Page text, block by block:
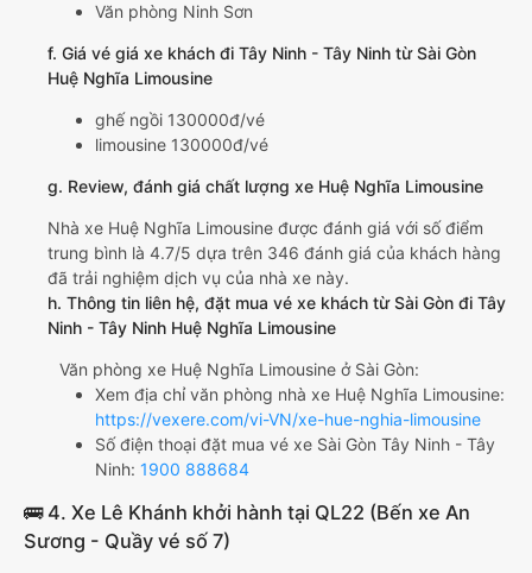
Văn phòng Ninh Sơn
f. Giá vé giá xe khách đi Tây Ninh - Tây Ninh từ Sài Gòn
Huệ Nghĩa Limousine
ghế ngồi 130000đ/vé
limousine 130000đ/vé
g. Review, đánh giá chất lượng xe Huệ Nghĩa Limousine
Nhà xe Huệ Nghĩa Limousine được đánh giá với số điểm
trung bình là 4.7/5 dựa trên 346 đánh giá của khách hàng
đã trải nghiệm dịch vụ của nhà xe này.
h. Thông tin liên hệ, đặt mua vé xe khách từ Sài Gòn đi Tây
Ninh - Tây Ninh Huệ Nghĩa Limousine
Văn phòng xe Huệ Nghĩa Limousine ở Sài Gòn:
Xem địa chỉ văn phòng nhà xe Huệ Nghĩa Limousine:
https://vexere.com/vi-VN/xe-hue-nghia-limousine
Số điện thoại đặt mua vé xe Sài Gòn Tây Ninh - Tây
Ninh: 1900 888684
🚌 4. Xe Lê Khánh khởi hành tại QL22 (Bến xe An
Sương - Quầy vé số 7)